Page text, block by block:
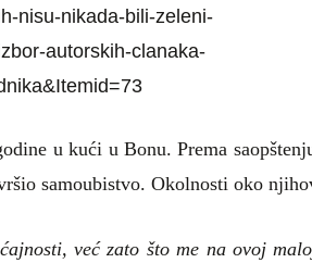
nisu-nikada-bili-zeleni-
autorskih-clanaka-
u kući u Bonu. Prema
samoubistvo. Okolnosti oko
već zato što me na ovoj